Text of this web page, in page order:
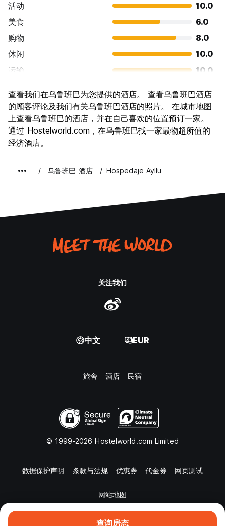
查询房态
活动
10.0
美食
6.0
购物
8.0
休闲
10.0
运输
10.0
文化
10.0
夜生活
4.0
物有所值
10.0
查看我们在乌鲁班巴为您提供的酒店。 查看乌鲁班巴酒店
的顾客评论及我们有关乌鲁班巴酒店的照片。 在城市地图
上查看乌鲁班巴的酒店，并在自己喜欢的位置预订一家。
通过 Hostelworld.com，在乌鲁班巴找一家最物超所值的
经济酒店。
乌鲁班巴 酒店 Hospedaje Ayllu
关注我们
中文 EUR
旅舍 酒店 民宿
© 1999-2026 Hostelworld.com Limited
数据保护声明 条款与法规 优惠券 代金券 网页测试
网站地图